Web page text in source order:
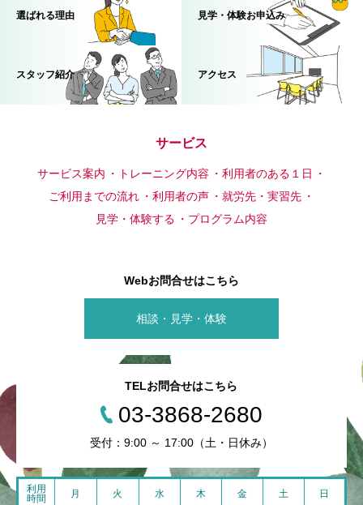
選ばれる理由 見学・体験お申込み
スタッフ紹介 アクセス
サービス
サービス案内 トレーニング内容
利用者のある１日
ご利用までの流れ
利用者の声
就労先・実習先
見学・体験する
プログラム内容
Webお問合せはこちら
相談・見学・体験
TELお問合せはこちら
03-3868-2680
受付：9:00 ～ 17:00（土・日休み）
利用
時間
月 火 水 木 金 土 日